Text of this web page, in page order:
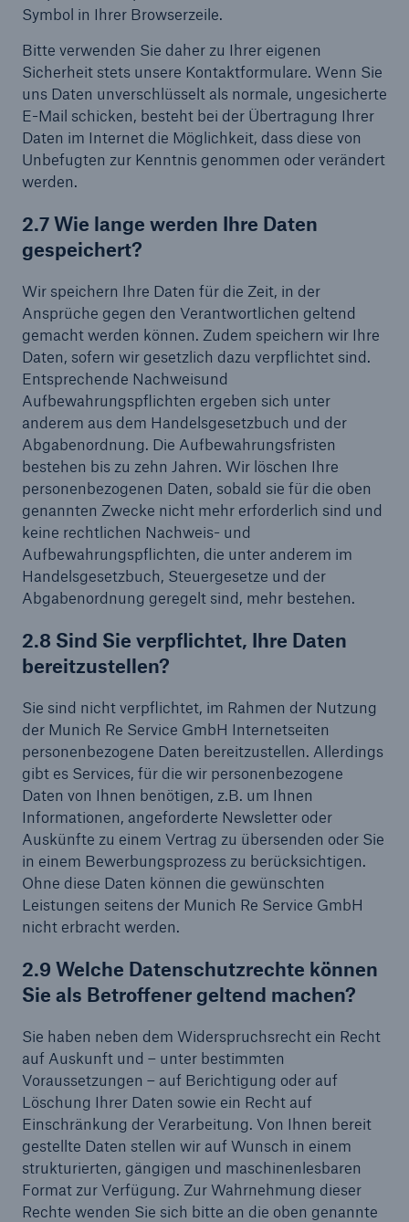
Symbol in Ihrer Browserzeile.
Bitte verwenden Sie daher zu Ihrer eigenen
Sicherheit stets unsere Kontaktformulare. Wenn Sie
uns Daten unverschlüsselt als normale, ungesicherte
E-Mail schicken, besteht bei der Übertragung Ihrer
Daten im Internet die Möglichkeit, dass diese von
Unbefugten zur Kenntnis genommen oder verändert
werden.
2.7 Wie lange werden Ihre Daten
gespeichert?
Wir speichern Ihre Daten für die Zeit, in der
Ansprüche gegen den Verantwortlichen geltend
gemacht werden können. Zudem speichern wir Ihre
Daten, sofern wir gesetzlich dazu verpflichtet sind.
Entsprechende Nachweisund
Aufbewahrungspflichten ergeben sich unter
anderem aus dem Handelsgesetzbuch und der
Abgabenordnung. Die Aufbewahrungsfristen
bestehen bis zu zehn Jahren. Wir löschen Ihre
personenbezogenen Daten, sobald sie für die oben
genannten Zwecke nicht mehr erforderlich sind und
keine rechtlichen Nachweis- und
Aufbewahrungspflichten, die unter anderem im
Handelsgesetzbuch, Steuergesetze und der
Abgabenordnung geregelt sind, mehr bestehen.
2.8 Sind Sie verpflichtet, Ihre Daten
bereitzustellen?
Sie sind nicht verpflichtet, im Rahmen der Nutzung
der Munich Re Service GmbH Internetseiten
personenbezogene Daten bereitzustellen. Allerdings
gibt es Services, für die wir personenbezogene
Daten von Ihnen benötigen, z.B. um Ihnen
Informationen, angeforderte Newsletter oder
Auskünfte zu einem Vertrag zu übersenden oder Sie
in einem Bewerbungsprozess zu berücksichtigen.
Ohne diese Daten können die gewünschten
Leistungen seitens der Munich Re Service GmbH
nicht erbracht werden.
2.9 Welche Datenschutzrechte können
Sie als Betroffener geltend machen?
Sie haben neben dem Widerspruchsrecht ein Recht
auf Auskunft und – unter bestimmten
Voraussetzungen – auf Berichtigung oder auf
Löschung Ihrer Daten sowie ein Recht auf
Einschränkung der Verarbeitung. Von Ihnen bereit
gestellte Daten stellen wir auf Wunsch in einem
strukturierten, gängigen und maschinenlesbaren
Format zur Verfügung. Zur Wahrnehmung dieser
Rechte wenden Sie sich bitte an die oben genannte